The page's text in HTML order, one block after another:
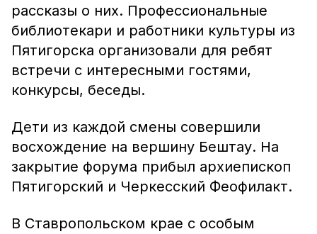
рассказы о них. Профессиональные
библиотекари и работники культуры из
Пятигорска организовали для ребят
встречи с интересными гостями,
конкурсы, беседы.
Дети из каждой смены совершили
восхождение на вершину Бештау. На
закрытие форума прибыл архиепископ
Пятигорский и Черкесский Феофилакт.
В Ставропольском крае с особым